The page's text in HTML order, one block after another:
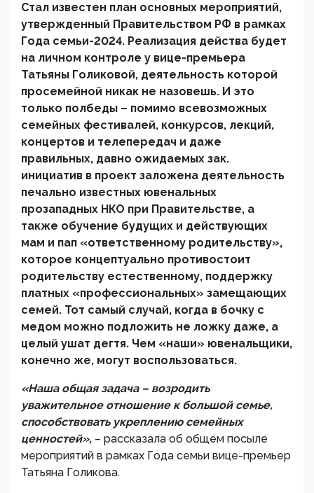
Стал известен план основных мероприятий,
утвержденный Правительством РФ в рамках
Года семьи-2024. Реализация действа будет
на личном контроле у вице-премьера
Татьяны Голиковой, деятельность которой
просемейной никак не назовешь. И это
только полбеды – помимо всевозможных
семейных фестивалей, конкурсов, лекций,
концертов и телепередач и даже
правильных, давно ожидаемых зак.
инициатив в проект заложена деятельность
печально известных ювенальных
прозападных НКО при Правительстве, а
также обучение будущих и действующих
мам и пап «ответственному родительству»,
которое концептуально противостоит
родительству естественному, поддержку
платных «профессиональных» замещающих
семей. Тот самый случай, когда в бочку с
медом можно подложить не ложку даже, а
целый ушат дегтя. Чем «наши» ювенальщики,
конечно же, могут воспользоваться.
«Наша общая задача – возродить
уважительное отношение к большой семье,
способствовать укреплению семейных
ценностей», – рассказала об общем посыле
мероприятий в рамках Года семьи вице-премьер
Татьяна Голикова.